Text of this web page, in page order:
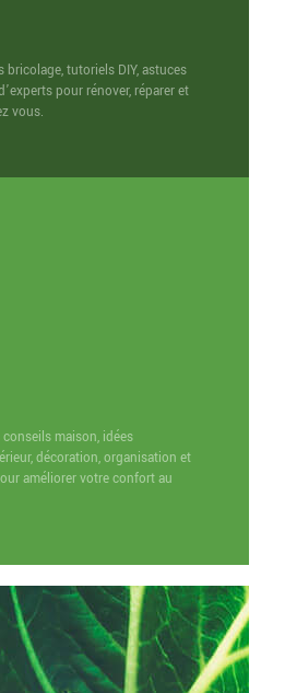
bricolage, tutoriels DIY, astuces
pour rénover, réparer et
vous.
maison, idées
décoration, organisation et
améliorer votre confort au